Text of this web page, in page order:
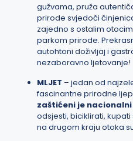
gužvama, pruža
prirode svjedoči
zajedno s ostalim
parkom prirode.
autohtoni doživljaj i
nezaboravno ljetovanje!
MLJET – jedan od
fascinantne prirodne
zaštićeni je
odsjesti, biciklirati,
na drugom kraju otoka